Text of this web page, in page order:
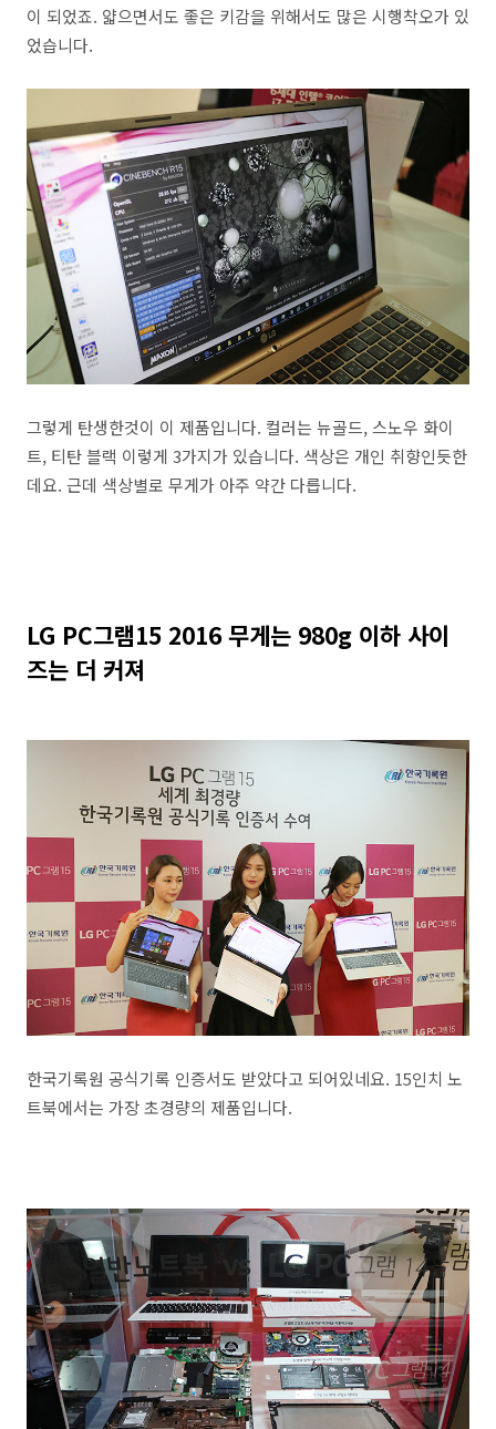
이 되었죠. 얇으면서도 좋은 키감을 위해서도 많은 시행착오가 있
었습니다.
그렇게 탄생한것이 이 제품입니다. 컬러는 뉴골드, 스노우 화이
트, 티탄 블랙 이렇게 3가지가 있습니다. 색상은 개인 취향인듯한
데요. 근데 색상별로 무게가 아주 약간 다릅니다.
LG PC그램15 2016 무게는 980g 이하 사이
즈는 더 커져
한국기록원 공식기록 인증서도 받았다고 되어있네요. 15인치 노
트북에서는 가장 초경량의 제품입니다.